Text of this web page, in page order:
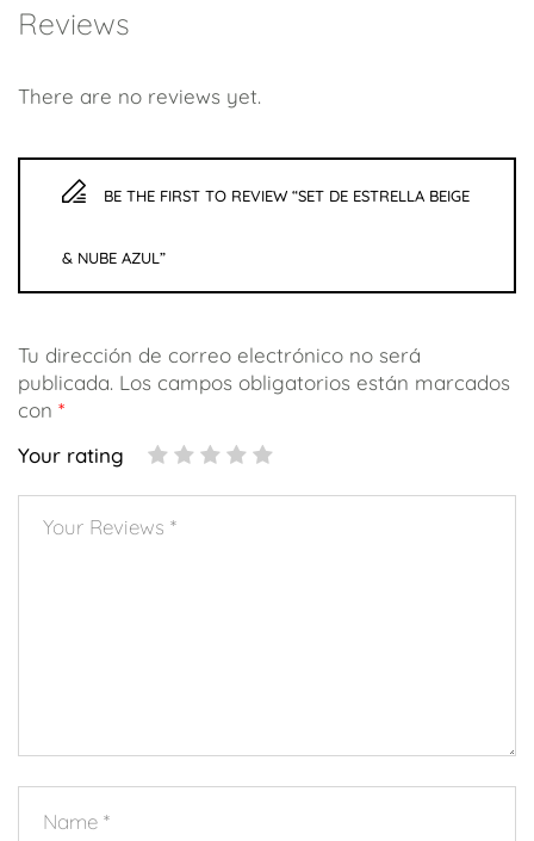
Reviews
There are no reviews yet.
BE THE FIRST TO REVIEW “SET DE ESTRELLA BEIGE
& NUBE AZUL”
Tu dirección de correo electrónico no será
publicada. Los campos obligatorios están marcados
con *
Your rating